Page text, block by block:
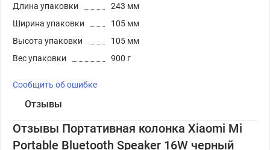
Длина упаковки
243 мм
Ширина упаковки
105 мм
Высота упаковки
105 мм
Вес упаковки
900 г
Сообщить об ошибке
Отзывы
Отзывы Портативная колонка Xiaomi Mi
Portable Bluetooth Speaker 16W черный